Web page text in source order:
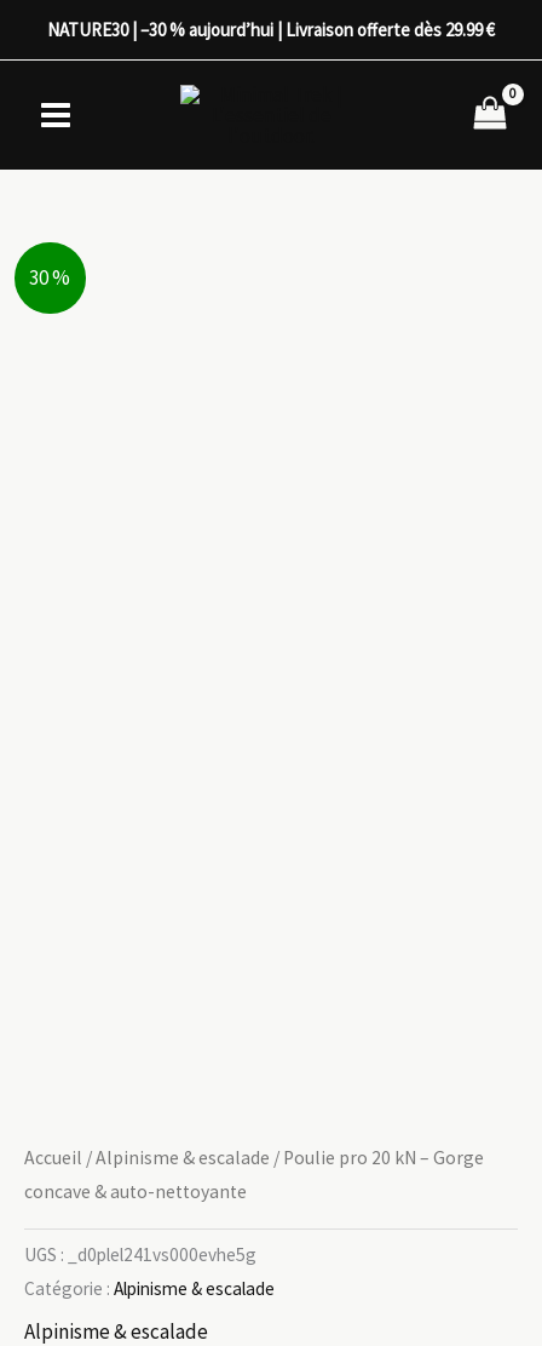
NATURE30 | –30 % aujourd’hui | Livraison offerte dès 29.99 €
30 %
Accueil /Alpinisme & escalade / Poulie pro 20 kN – Gorge
concave & auto-nettoyante
UGS :
_d0plel241vs000evhe5g
Catégorie : Alpinisme & escalade
Alpinisme & escalade